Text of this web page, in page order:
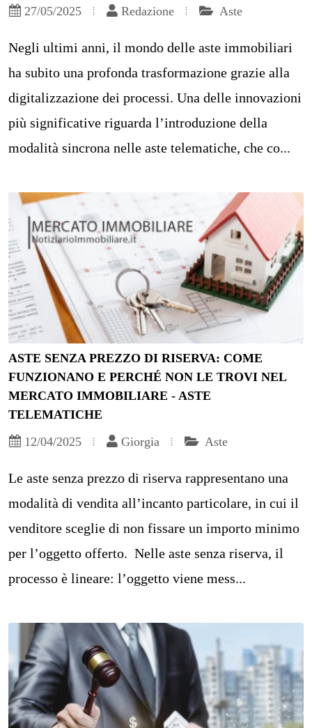
27/05/2025
Redazione Aste
Negli ultimi anni, il mondo delle aste immobiliari
ha subito una profonda trasformazione grazie alla
digitalizzazione dei processi. Una delle innovazioni
più significative riguarda l’introduzione della
modalità sincrona nelle aste telematiche, che co...
ASTE SENZA PREZZO DI RISERVA: COME
FUNZIONANO E PERCHÉ NON LE TROVI NEL
MERCATO IMMOBILIARE - ASTE
TELEMATICHE
12/04/2025
Giorgia Aste
Le aste senza prezzo di riserva rappresentano una
modalità di vendita all’incanto particolare, in cui il
venditore sceglie di non fissare un importo minimo
per l’oggetto offerto. Nelle aste senza riserva, il
processo è lineare: l’oggetto viene mess...